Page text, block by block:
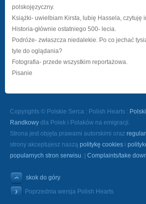
polskojęzyczny.
Książki- uwielbiam Kirsta, lubię Hassela, czytuję
Historia-głównie ostatniego 500- lecia.
Podróże- zwłaszcza niedalekie. Po co jechać
tyle do oglądania?
Fotografia- przede wszystkim reportażowa.
Pisanie
Copyrights © Polskie Serca : Polish Hearts :
Randkowy dla Polek i Polaków na emigracji.
Strona jest objęta prawami autorskimi oraz
strony akceptujesz naszą politykę cookies i
popularnych stron serwisu. | Complaints/take
skok do góry
Poprzednia wersja Polish Hearts